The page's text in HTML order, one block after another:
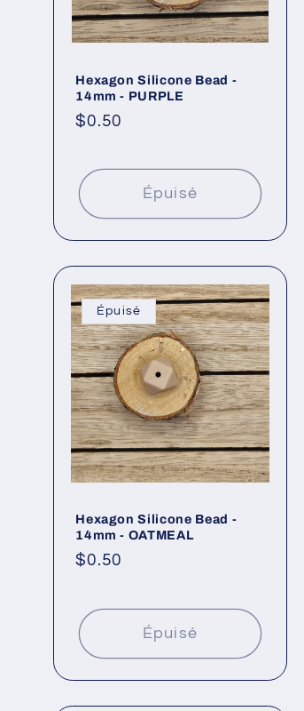
Hexagon Silicone Bead -
14mm - PURPLE
Prix
$0.50
Épuisé
Épuisé
Hexagon Silicone Bead -
14mm - OATMEAL
Prix
$0.50
Épuisé